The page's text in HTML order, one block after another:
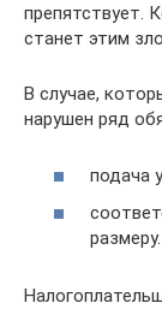
препятствует.
станет этим
В случае,
нарушен ряд
подача
размеру.